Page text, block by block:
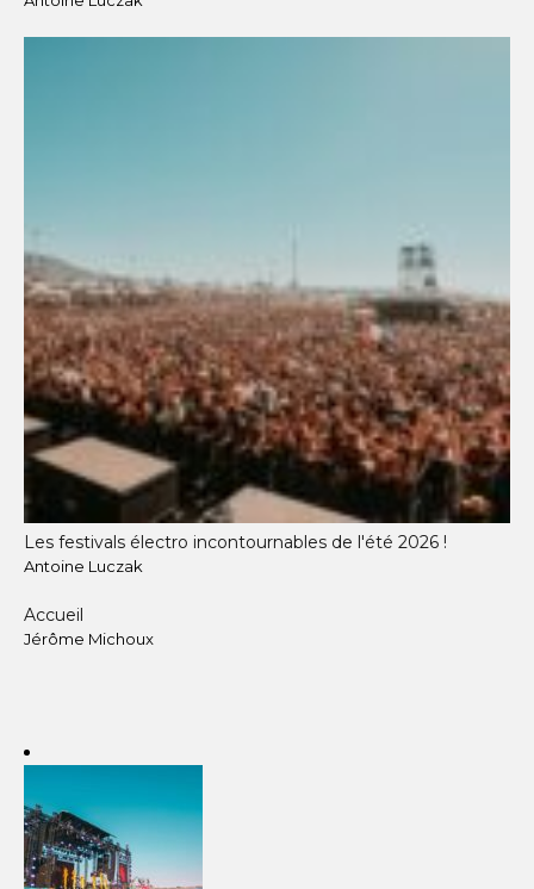
Les festivals électro incontournables de l'été 2026 !
Antoine Luczak
Accueil
Jérôme Michoux